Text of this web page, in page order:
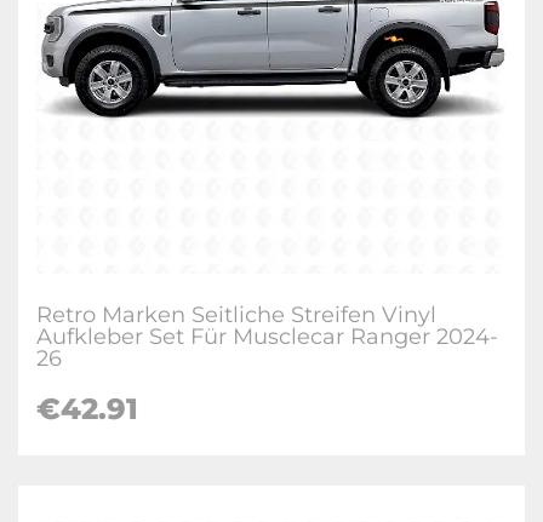
Retro Marken Seitliche Streifen Vinyl
Aufkleber Set Für Musclecar Ranger 2024-
26
€42.91